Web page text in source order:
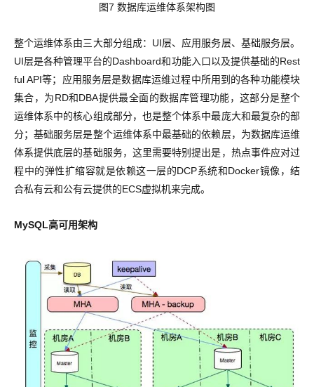
图7 数据库运维体系架构图
整个运维体系由三大部分组成：UI层、应用服务层、基础服务层。
UI层是各种管理平台的Dashboard和功能入口以及提供基础的Rest
ful API等；应用服务层是数据库运维过程中所用到的各种功能模块
集合，为RD和DBA提供最全面的数据库管理功能，这部分是整个
运维体系中的核心组成部分，也是整个体系中最庞大和最复杂的部
分；基础服务层是整个运维体系中最基础的依赖层，为数据库运维
体系提供底层的基础服务，这里需要特别提出是，热点事件应对过
程中的弹性扩缩容就是依赖这一层的DCP系统和Docker镜像，结
合私有云和公有云提供的ECS虚拟机来完成。
MySQL高可用架构